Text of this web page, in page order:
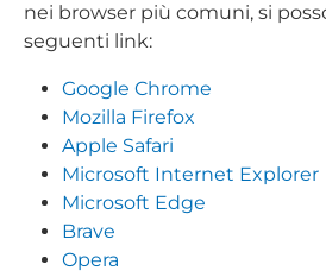
nei browser più comuni, si
seguenti link:
Google Chrome
Mozilla Firefox
Apple Safari
Microsoft Internet Explorer
Microsoft Edge
Brave
Opera